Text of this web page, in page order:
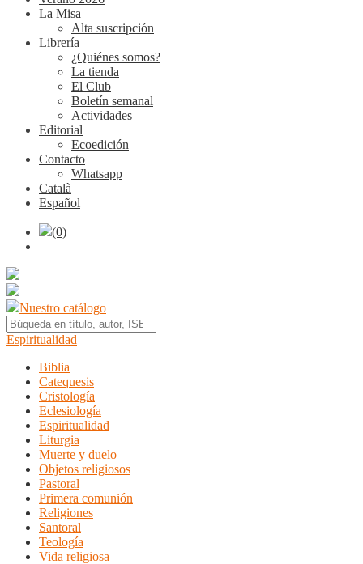
La Misa
Alta suscripción
Librería
¿Quiénes somos?
La tienda
El Club
Boletín semanal
Actividades
Editorial
Ecoedición
Contacto
Whatsapp
Català
Español
(0)
Nuestro catálogo
Espiritualidad
Biblia
Catequesis
Cristología
Eclesiología
Espiritualidad
Liturgia
Muerte y duelo
Objetos religiosos
Pastoral
Primera comunión
Religiones
Santoral
Teología
Vida religiosa